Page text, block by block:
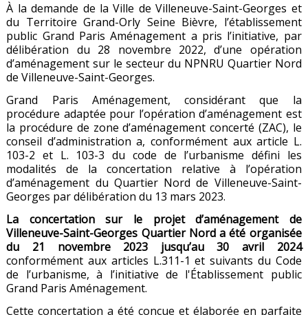
À la demande de la Ville de Villeneuve-Saint-Georges et
du Territoire Grand-Orly Seine Bièvre, l’établissement
public Grand Paris Aménagement a pris l’initiative, par
délibération du 28 novembre 2022, d’une opération
d’aménagement sur le secteur du NPNRU Quartier Nord
de Villeneuve-Saint-Georges.
Grand Paris Aménagement, considérant que la
procédure adaptée pour l’opération d’aménagement est
la procédure de zone d’aménagement concerté (ZAC), le
conseil d’administration a, conformément aux article L.
103-2 et L. 103-3 du code de l’urbanisme défini les
modalités de la concertation relative à l’opération
d’aménagement du Quartier Nord de Villeneuve-Saint-
Georges par délibération du 13 mars 2023.
La concertation sur le projet d’aménagement de
Villeneuve-Saint-Georges Quartier Nord a été organisée
du 21 novembre 2023 jusqu’au 30 avril 2024
conformément aux articles L.311-1 et suivants du Code
de l’urbanisme, à l’initiative de l'Établissement public
Grand Paris Aménagement.
Cette concertation a été conçue et élaborée en parfaite